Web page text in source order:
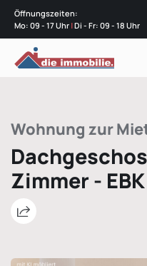
Öffnungszeiten:
Mo: 09 - 17 Uhr |Di - Fr: 09 - 18 Uhr